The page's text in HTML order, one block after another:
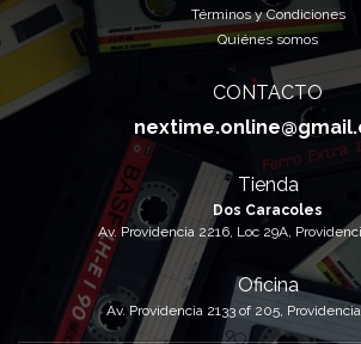
Términos y Condiciones
Quiénes somos
CONTACTO
Tienda
Dos Caracoles
Av. Providencia 2216, Loc 29A,
Oficina
Av. Providencia 2133 of 205,